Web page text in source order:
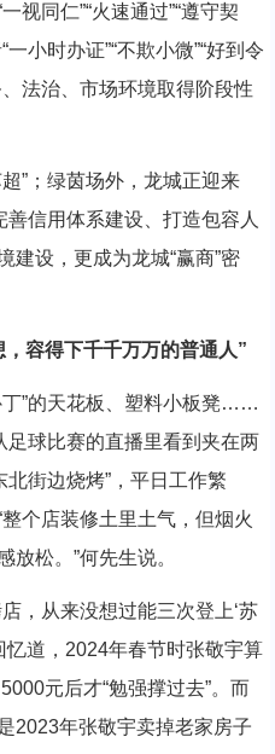
同仁”“火速通过”“遵守契
小时办证”“不欺小微”“好到令
法治、市场环境取得阶段性
；绿茵场外，龙城正迎来
善信用体系建设、打造包容人
建设，更成为龙城“赢商”密
容得下千千万万的普通人”
”的天花板、塑料小板凳……
足球比赛的直播里看到夹在两
北街边烧烤”，平日工作繁
个店装修土里土气，但烟火
松。”何先生说。
从来没想过能三次登上‘苏
忆道，2024年春节时张敬宇算
元后才“勉强撑过去”。而
2023年张敬宇卖掉老家房子